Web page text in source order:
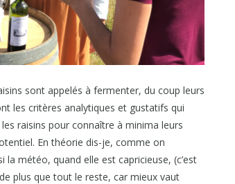
sont appelés à fermenter, du coup leurs
les critères analytiques et gustatifs qui
raisins pour connaître à minima leurs
En théorie dis-je, comme on
météo, quand elle est capricieuse, (c’est
plus que tout le reste, car mieux vaut